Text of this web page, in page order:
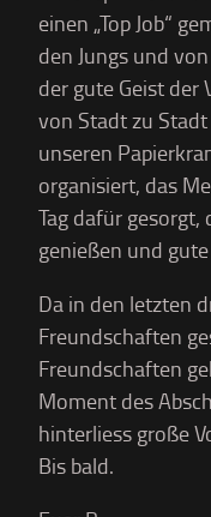
einen „Top Job“
den Jungs und
der gute Geist der
von Stadt zu
unseren
organisiert, das
Tag dafür gesorgt,
genießen und
Da in den letzten
Freundschaften
Freundschaften
Moment des
hinterliess große
Bis bald.